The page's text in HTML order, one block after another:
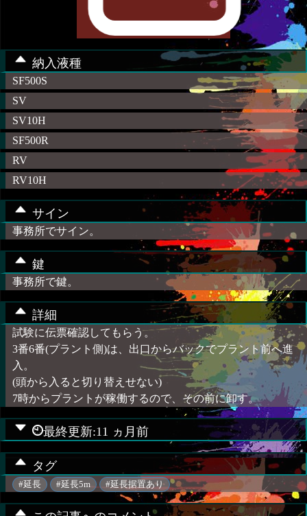
納入液種
SF500S
SV
SV10H
SF500R
RV
RV10H
サイン
事務所でサイン。
鍵
事務所で鍵。
詳細
試験に伝票確認してもらう。
3番6番(プラント側)は、出口からバックでプラント前へ進
入。
(頭から入ると切り替えせない)
7時からプラントが稼働するので、その前に卸す。
最終更新:11 ヵ月前
タグ
#延長 #延長5m #延長据置あり